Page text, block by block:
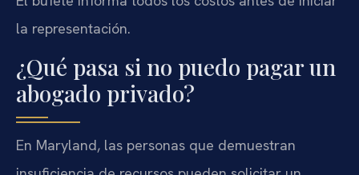
la representación.
¿Qué pasa si no puedo pagar un
abogado privado?
En Maryland, las personas que demuestran